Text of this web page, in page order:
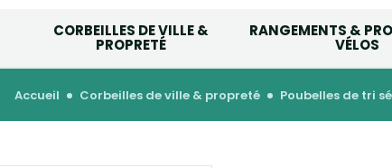
CORBEILLES DE VILLE &
PROPRETÉ
RANGEMENTS &
VÉLOS
accueil corbeilles de ville & propreté poubelles de tri